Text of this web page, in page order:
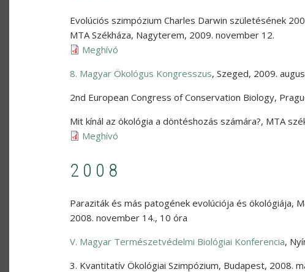
Evolúciós szimpózium Charles Darwin születésének
MTA Székháza, Nagyterem, 2009. november 12.
Meghívó
8. Magyar Ökológus Kongresszus, Szeged, 2009.
2nd European Congress of Conservation Biology,
Mit kínál az ökológia a döntéshozás számára?, MTA
Meghívó
2008
Paraziták és más patogének evolúciója és ökológiája,
2008. november 14., 10 óra
V. Magyar Természetvédelmi Biológiai Konferencia,
3. Kvantitatív Ökológiai Szimpózium, Budapest, 2008.